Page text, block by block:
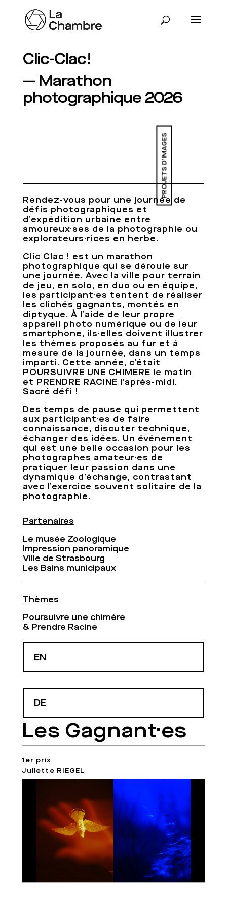
Clic-Clac!
— Marathon
photographique 2026
PROJETS D'IMAGES
Rendez-vous pour une journée de
défis photographiques et
d’expédition urbaine entre
amoureux·ses de la photographie ou
explorateurs·rices en herbe.
Clic Clac ! est un marathon
photographique qui se déroule sur
une journée. Avec la ville pour terrain
de jeu, en solo, en duo ou en équipe,
les participant·es tentent de réaliser
les clichés gagnants, montés en
diptyque. À l’aide de leur propre
appareil photo numérique ou de leur
smartphone, ils·elles doivent illustrer
les thèmes proposés au fur et à
mesure de la journée, dans un temps
imparti. Cette année, c’était
POURSUIVRE UNE CHIMERE le matin
et PRENDRE RACINE l’après-midi.
Sacré défi !
Des temps de pause qui permettent
aux participant·es de faire
connaissance, discuter technique,
échanger des idées. Un événement
qui est une belle occasion pour les
photographes amateur·es de
pratiquer leur passion dans une
dynamique d’échange, contrastant
avec l’exercice souvent solitaire de la
photographie.
Partenaires
Le musée Zoologique
Impression panoramique
Ville de Strasbourg
Les Bains municipaux
Thèmes
Poursuivre une chimère
& Prendre Racine
EN
DE
Les Gagnant·es
1er prix
Juliette RIEGEL